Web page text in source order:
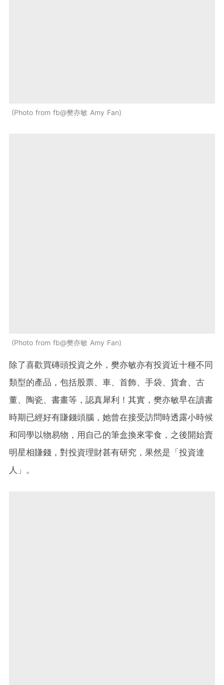
Photo from fb@樊亦敏 Amy Fan
Photo from fb@樊亦敏 Amy Fan
除了喜歡買磚頭投資之外，樊亦敏亦有投資近十種不同
類型的產品，包括股票、車、首飾、手袋、貨倉、古
董、陶瓷、書畫等，認真犀利！其實，樊亦敏早在讀書
時期已經好有賺錢頭腦，她曾在接受訪問時透露小時候
和同學以物易物，用自己的筆盒換來零食，之後開始賣
明星相賺錢，對投資理財甚有研究，果然是「投資達
人」。